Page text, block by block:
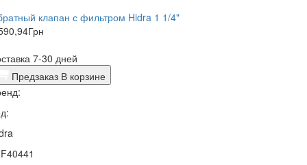
клапан с фильтром Hidra 1 1/4"
Грн
7-30 дней
Предзаказ В корзине